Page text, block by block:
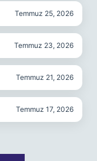
Temmuz 25, 2026
Temmuz 23, 2026
Temmuz 21, 2026
Temmuz 17, 2026